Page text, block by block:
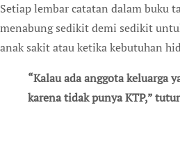
Setiap lembar catatan dalam buku
menabung sedikit demi sedikit
anak sakit atau ketika kebutuhan
“Kalau ada anggota keluarga yang sakit, mereka ambil. Karena ada juga yang tidak terdaftar di BPJS
karena tidak punya KTP,”